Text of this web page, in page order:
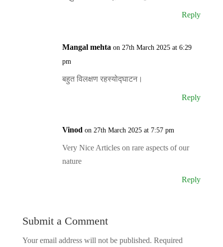
Reply
Mangal mehta on 27th March 2025 at 6:29
pm
बहुत विलक्षण रहस्योद्घाटन।
Reply
Vinod on 27th March 2025 at 7:57 pm
Very Nice Articles on rare aspects of our
nature
Reply
Submit a Comment
Your email address will not be published. Required